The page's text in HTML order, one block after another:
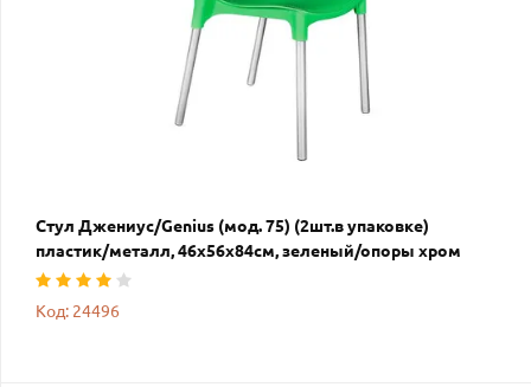
Стул Джениус/Genius (мод. 75) (2шт.в упаковке)
пластик/металл, 46x56x84cм, зеленый/опоры хром
Код: 24496